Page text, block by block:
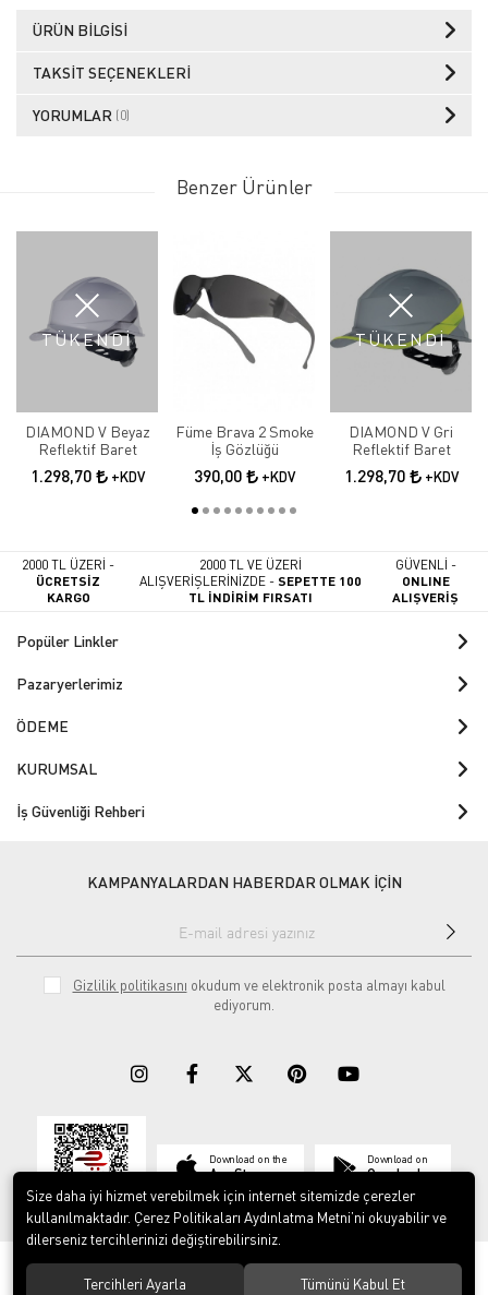
ÜRÜN BILGISI
TAKSIT SEÇENEKLERI
YORUMLAR (0)
Benzer Ürünler
TÜKENDİ
DIAMOND V Beyaz
Reflektif Baret
1.298,70 +KDV
Füme Brava 2 Smoke
İş Gözlüğü
390,00 +KDV
TÜKENDİ
DIAMOND V Gri
Reflektif Baret
1.298,70 +KDV
2000 TL ÜZERİ -
ÜCRETSİZ
KARGO
2000 TL VE ÜZERİ
ALIŞVERİŞLERİNİZDE -SEPETTE 100
TL İNDİRİM FIRSATI
GÜVENLİ -
ONLINE
ALIŞVERİŞ
Popüler Linkler
Pazaryerlerimiz
ÖDEME
KURUMSAL
İş Güvenliği Rehberi
KAMPANYALARDAN HABERDAR OLMAK İÇİN
Gizlilik politikasını okudum ve elektronik posta almayı kabul
ediyorum.
Download on the
App Store
Download on
Google play
© 2023ERY İş Güvenliği Ekipmanları. Tüm hakları saklıdır.
Size daha iyi hizmet verebilmek için internet sitemizde çerezler
kullanılmaktadır. Çerez Politikaları Aydınlatma Metni’ni okuyabilir ve
dilerseniz tercihlerinizi değiştirebilirsiniz.
Tercihleri Ayarla Tümünü Kabul Et